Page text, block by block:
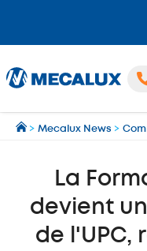
LOGICIELS
MECALUX NEWS
NOS RÉFÉRENCES
SHOWROOM
> Mecalux News >
La
devient
de l'UPC,